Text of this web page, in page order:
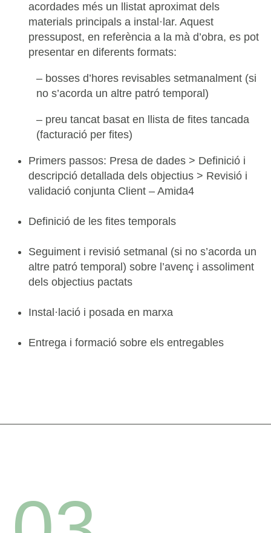
acordades més un llistat aproximat dels
materials principals a instal·lar. Aquest
pressupost, en referència a la mà d’obra, es pot
presentar en diferents formats:
– bosses d’hores revisables setmanalment (si
no s’acorda un altre patró temporal)
– preu tancat basat en llista de fites tancada
(facturació per fites)
Primers passos: Presa de dades > Definició i
descripció detallada dels objectius > Revisió i
validació conjunta Client – Amida4
Definició de les fites temporals
Seguiment i revisió setmanal (si no s’acorda un
altre patró temporal) sobre l’avenç i assoliment
dels objectius pactats
Instal·lació i posada en marxa
Entrega i formació sobre els entregables